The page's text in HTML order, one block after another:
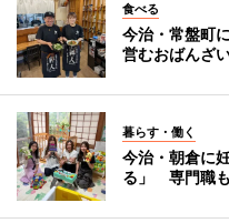
食べる
今治・常盤町
営むおばんざ
暮らす・働く
今治・朝倉に
る」 専門職